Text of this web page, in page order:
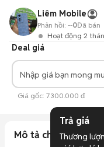
Liêm Mobile
Hoạt động 2
Phản hồi: --0Đã bán
Deal giá
Nhập giá bạn mong
Giá gốc: 7.300.000 đ
Mô tả chi tiết
Trả giá
Thương